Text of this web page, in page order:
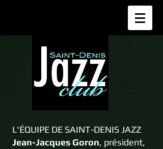
L'ÉQUIPE DE SAINT-DENIS JAZZ
Jean-Jacques Goron, président,